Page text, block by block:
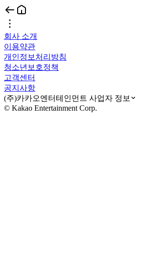
회사 소개
이용약관
개인정보처리방침
청소년보호정책
고객센터
공지사항
(주)카카오엔터테인먼트 사업자 정보
© Kakao Entertainment Corp.